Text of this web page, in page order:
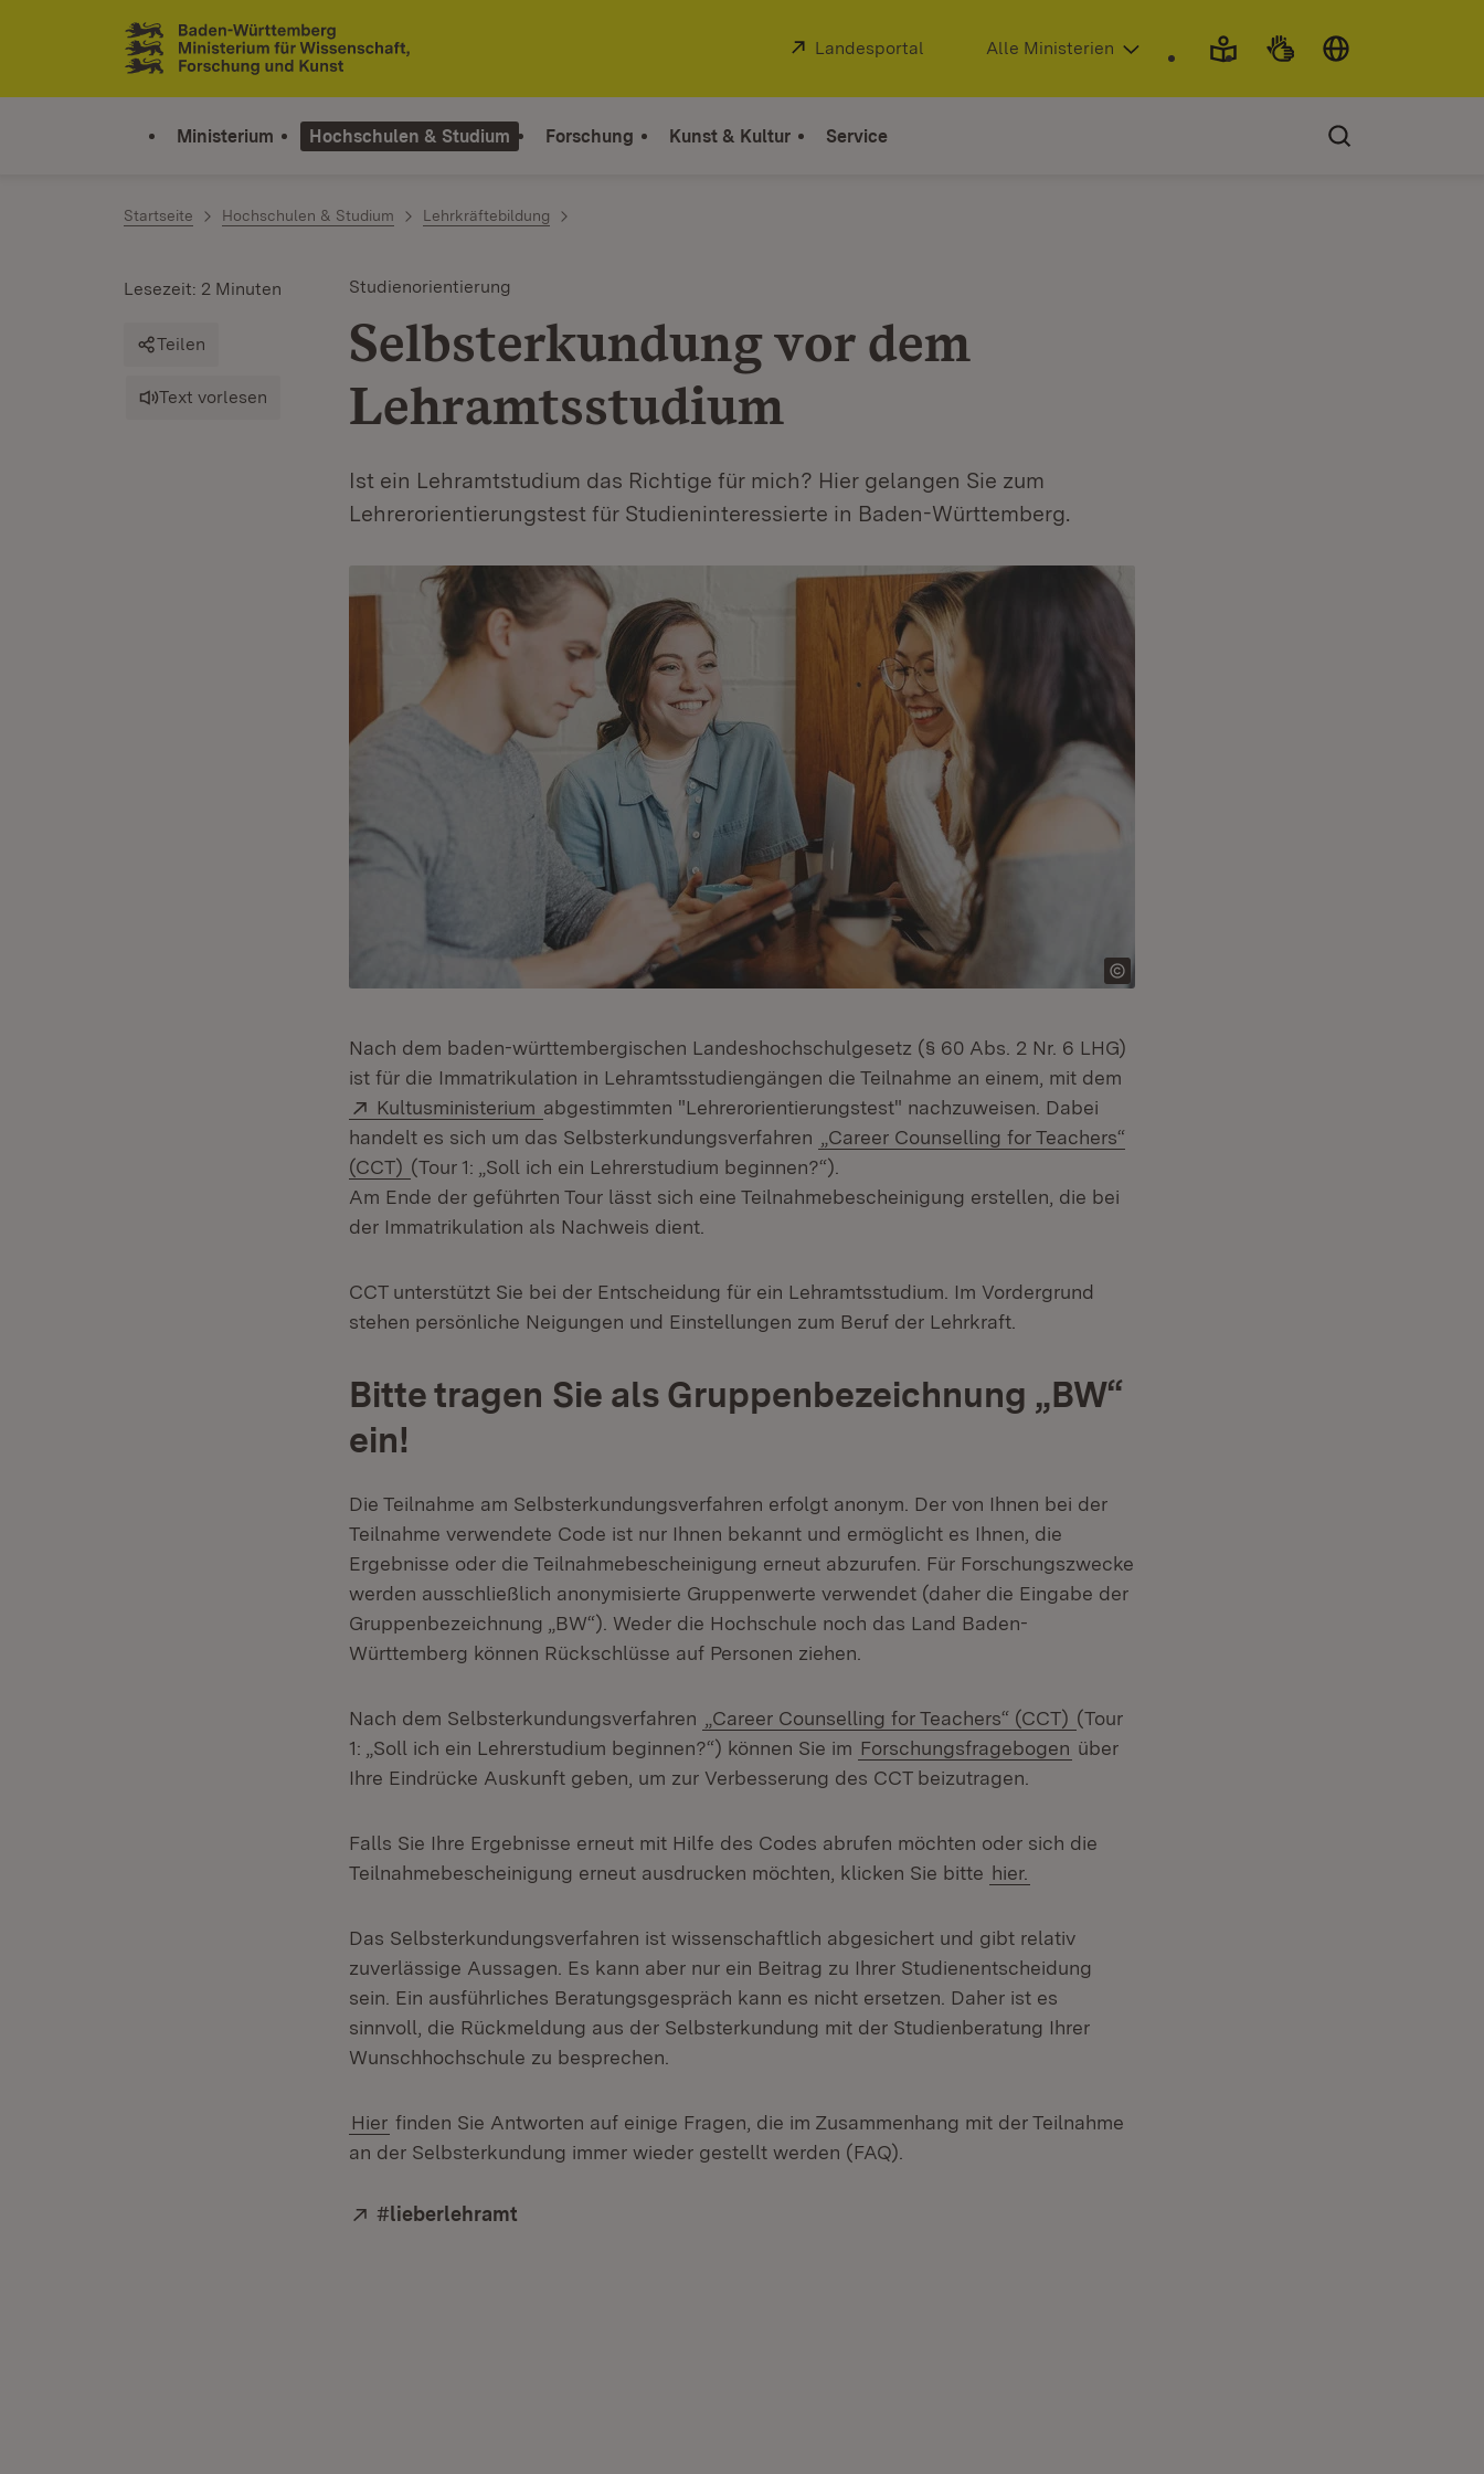
Zum Inhalt springen
Link zur Startseite
Extern:
Landesportal (Öffnet in neuem Fenster)
Alle Ministerien
Ministerium Hochschulen & Studium Forschung Kunst & Kultur Service
Startseite Hochschulen & Studium Lehrkräftebildung
Studienorientierung
Selbsterkundung vor dem
Lehramtsstudium
Ist ein Lehramtstudium das Richtige für mich? Hier gelangen Sie zum
Lehrerorientierungstest für Studieninteressierte in Baden-Württemberg.
Lesezeit: 2 Minuten
Teilen
Text vorlesen
Nach dem baden-württembergischen Landeshochschulgesetz (§ 60 Abs. 2 Nr. 6 LHG)
ist für die Immatrikulation in Lehramtsstudiengängen die Teilnahme an einem, mit dem
Extern:
Kultusministerium (Öffnet in neuem Fenster)
abgestimmten "Lehrerorientierungstest" nachzuweisen. Dabei
handelt es sich um das Selbsterkundungsverfahren
„Career Counselling for Teachers“
(CCT) (Tour 1: „Soll ich ein Lehrerstudium beginnen?“).
Am Ende der geführten Tour lässt sich eine Teilnahmebescheinigung erstellen, die bei
der Immatrikulation als Nachweis dient.
CCT unterstützt Sie bei der Entscheidung für ein Lehramtsstudium. Im Vordergrund
stehen persönliche Neigungen und Einstellungen zum Beruf der Lehrkraft.
Bitte tragen Sie als Gruppenbezeichnung „BW“
ein!
Die Teilnahme am Selbsterkundungsverfahren erfolgt anonym. Der von Ihnen bei der
Teilnahme verwendete Code ist nur Ihnen bekannt und ermöglicht es Ihnen, die
Ergebnisse oder die Teilnahmebescheinigung erneut abzurufen. Für Forschungszwecke
werden ausschließlich anonymisierte Gruppenwerte verwendet (daher die Eingabe der
Gruppenbezeichnung „BW“). Weder die Hochschule noch das Land Baden-
Württemberg können Rückschlüsse auf Personen ziehen.
Nach dem Selbsterkundungsverfahren „Career Counselling for Teachers“ (CCT) (Tour
1: „Soll ich ein Lehrerstudium beginnen?“) können Sie im Forschungsfragebogen über
Ihre Eindrücke Auskunft geben, um zur Verbesserung des CCT beizutragen.
Falls Sie Ihre Ergebnisse erneut mit Hilfe des Codes abrufen möchten oder sich die
Teilnahmebescheinigung erneut ausdrucken möchten, klicken Sie bitte hier.
Das Selbsterkundungsverfahren ist wissenschaftlich abgesichert und gibt relativ
zuverlässige Aussagen. Es kann aber nur ein Beitrag zu Ihrer Studienentscheidung
sein. Ein ausführliches Beratungsgespräch kann es nicht ersetzen. Daher ist es
sinnvoll, die Rückmeldung aus der Selbsterkundung mit der Studienberatung Ihrer
Wunschhochschule zu besprechen.
Hier finden Sie Antworten auf einige Fragen, die im Zusammenhang mit der Teilnahme
an der Selbsterkundung immer wieder gestellt werden (FAQ).
Extern:
#lieberlehramt